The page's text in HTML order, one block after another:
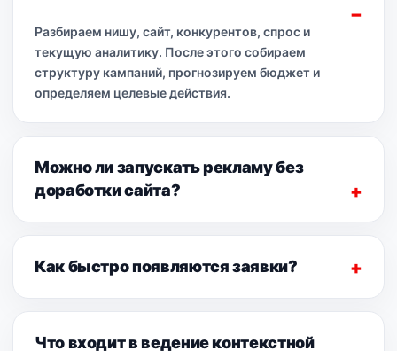
Разбираем нишу, сайт, конкурентов, спрос и
текущую аналитику. После этого собираем
структуру кампаний, прогнозируем бюджет и
определяем целевые действия.
Можно ли запускать рекламу без
доработки сайта?
Как быстро появляются заявки?
Что входит в ведение контекстной